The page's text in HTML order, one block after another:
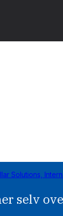
selv